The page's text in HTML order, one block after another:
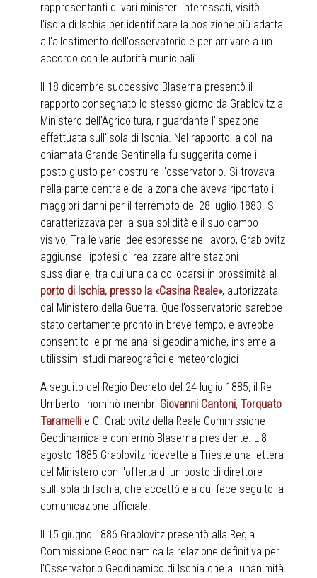
rappresentanti di vari ministeri interessati, visitò
l'isola di Ischia per identificare la posizione più adatta
all'allestimento dell'osservatorio e per arrivare a un
accordo con le autorità municipali.
Il 18 dicembre successivo Blaserna presentò il
rapporto consegnato lo stesso giorno da Grablovitz al
Ministero dell'Agricoltura, riguardante l'ispezione
effettuata sull'isola di Ischia. Nel rapporto la collina
chiamata Grande Sentinella fu suggerita come il
posto giusto per costruire l'osservatorio. Si trovava
nella parte centrale della zona che aveva riportato i
maggiori danni per il terremoto del 28 luglio 1883. Si
caratterizzava per la sua solidità e il suo campo
visivo, Tra le varie idee espresse nel lavoro, Grablovitz
aggiunse l'ipotesi di realizzare altre stazioni
sussidiarie, tra cui una da collocarsi in prossimità al
porto di Ischia, presso la «Casina Reale», autorizzata
dal Ministero della Guerra. Quell’osservatorio sarebbe
stato certamente pronto in breve tempo, e avrebbe
consentito le prime analisi geodinamiche, insieme a
utilissimi studi mareografici e meteorologici
A seguito del Regio Decreto del 24 luglio 1885, il Re
Umberto I nominò membri Giovanni Cantoni, Torquato
Taramelli e G. Grablovitz della Reale Commissione
Geodinamica e confermò Blaserna presidente. L'8
agosto 1885 Grablovitz ricevette a Trieste una lettera
del Ministero con l'offerta di un posto di direttore
sull'isola di Ischia, che accettò e a cui fece seguito la
comunicazione ufficiale.
Il 15 giugno 1886 Grablovitz presentò alla Regia
Commissione Geodinamica la relazione definitiva per
l'Osservatorio Geodinamico di Ischia che all'unanimità